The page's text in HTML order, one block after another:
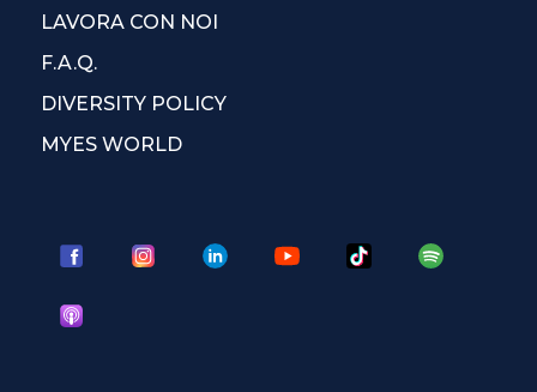
LAVORA CON NOI
F.A.Q.
DIVERSITY POLICY
MYES WORLD